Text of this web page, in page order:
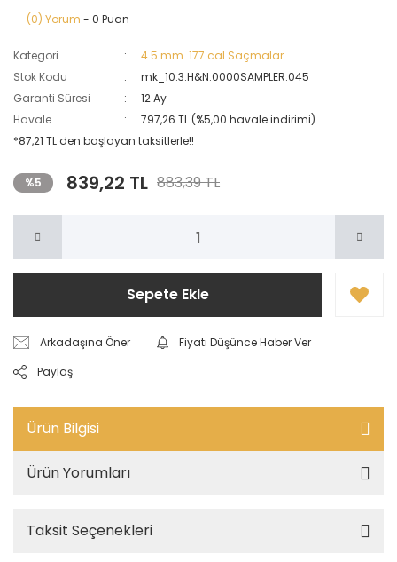
(0) Yorum - 0 Puan
Kategori
4.5 mm .177 cal Saçmalar
Stok Kodu
mk_10.3.H&N.0000SAMPLER.045
Garanti Süresi
12 Ay
Havale
797,26 TL (%5,00 havale indirimi)
*87,21 TL den başlayan taksitlerle!!
%5 839,22 TL 883,39 TL
Sepete Ekle
Arkadaşına Öner
Fiyatı Düşünce Haber Ver
Paylaş
Ürün Bilgisi
Ürün Yorumları
Taksit Seçenekleri